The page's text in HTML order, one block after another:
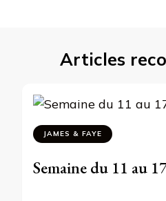
Articles
JAMES & FAYE
Semaine du 11 au